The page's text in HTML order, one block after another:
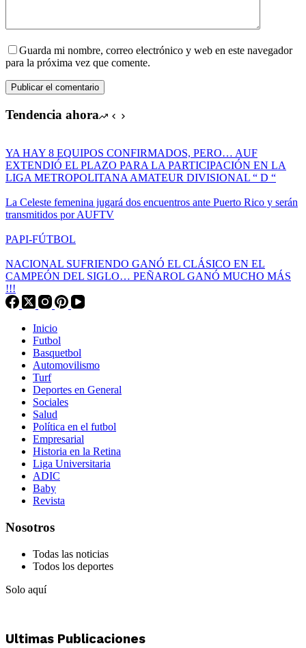
Guarda mi nombre, correo electrónico y web en este navegador
para la próxima vez que comente.
Publicar el comentario
Tendencia ahora
YA HAY 8 EQUIPOS CONFIRMADOS, PERO… AUF
EXTENDIÓ EL PLAZO PARA LA PARTICIPACIÓN EN LA
LIGA METROPOLITANA AMATEUR DIVISIONAL “ D “
La Celeste femenina jugará dos encuentros ante Puerto Rico y serán
transmitidos por AUFTV
PAPI-FÚTBOL
NACIONAL SUFRIENDO GANÓ EL CLÁSICO EN EL
CAMPEÓN DEL SIGLO… PEÑAROL GANÓ MUCHO MÁS
!!!
Inicio
Futbol
Basquetbol
Automovilismo
Turf
Deportes en General
Sociales
Salud
Política en el futbol
Empresarial
Historia en la Retina
Liga Universitaria
ADIC
Baby
Revista
Nosotros
Todas las noticias
Todos los deportes
Solo aquí
Ultimas Publicaciones